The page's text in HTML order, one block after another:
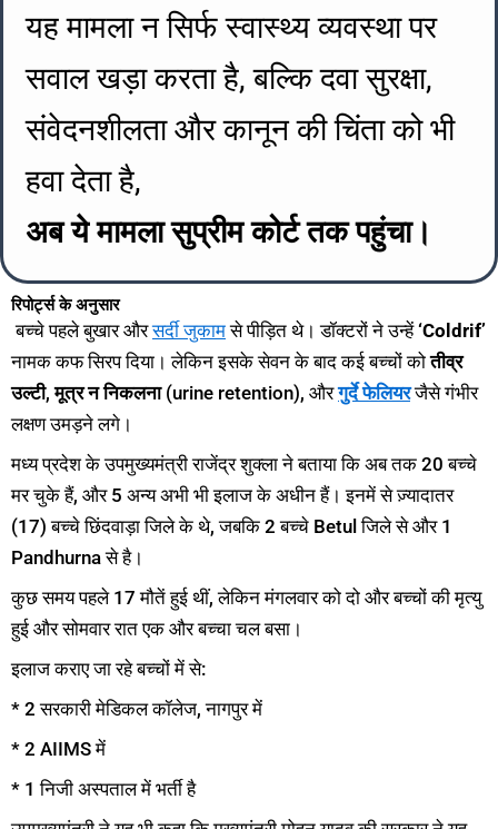
यह मामला न सिर्फ स्वास्थ्य व्यवस्था पर
सवाल खड़ा करता है, बल्कि दवा सुरक्षा,
संवेदनशीलता और कानून की चिंता को भी
हवा देता है,
अब ये मामला सुप्रीम कोर्ट तक पहुंचा।
रिपोर्ट्स के अनुसार
बच्चे पहले बुखार औरसर्दी जुकामसे पीड़ित थे। डॉक्टरों ने उन्हें‘Coldrif’
नामक कफ सिरप दिया। लेकिन इसके सेवन के बाद कई बच्चों कोतीव्र
उल्टी,मूत्र न निकलना(urine retention), औरगुर्दे फेलियरजैसे गंभीर
लक्षण उमड़ने लगे।
मध्य प्रदेश के उपमुख्यमंत्री राजेंद्र शुक्ला ने बताया कि अब तक 20 बच्चे
मर चुके हैं, और 5 अन्य अभी भी इलाज के अधीन हैं। इनमें से ज़्यादातर
(17) बच्चे छिंदवाड़ा जिले के थे, जबकि 2 बच्चे Betul जिले से और 1
Pandhurna से है।
कुछ समय पहले 17 मौतें हुई थीं, लेकिन मंगलवार को दो और बच्चों की मृत्यु
हुई और सोमवार रात एक और बच्चा चल बसा।
इलाज कराए जा रहे बच्चों में से:
* 2 सरकारी मेडिकल कॉलेज, नागपुर में
* 2 AIIMS में
* 1 निजी अस्पताल में भर्ती है